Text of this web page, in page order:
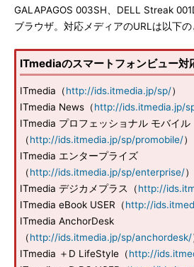
GALAPAGOS 003SH、DELL Streak
ブラウザ。対応メディアのURLは以下の
ITmediaのスマートフォンビュー対
ITmedia（http://ids.itmedia.jp/sp/）
ITmedia News（http://ids.itmedia.jp/
ITmedia プロフェッショナル モバイル
（http://ids.itmedia.jp/sp/promobile/）
ITmedia エンタープライズ
（http://ids.itmedia.jp/sp/enterprise/）
ITmedia デジカメプラス（http://
ITmedia eBook USER（http://
ITmedia AnchorDesk
（http://ids.itmedia.jp/sp/anchordesk/
ITmedia ＋D LifeStyle（http://